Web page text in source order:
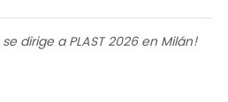
se dirige a PLAST 2026 en Milán!